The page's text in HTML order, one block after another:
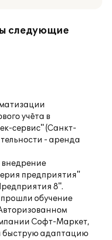
следующие
учёта в
сервис" (Санкт-
- аренда
предприятия"
8".
обучение
Софт-Маркет,
быструю адаптацию